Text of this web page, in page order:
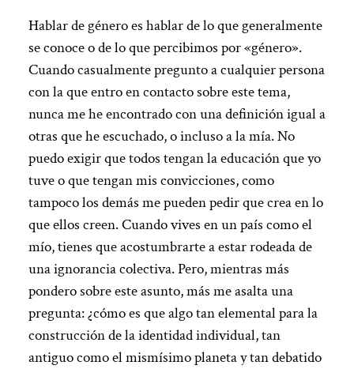
Hablar de género es hablar de lo que generalmente
se conoce o de lo que percibimos por «género».
Cuando casualmente pregunto a cualquier persona
con la que entro en contacto sobre este tema,
nunca me he encontrado con una definición igual a
otras que he escuchado, o incluso a la mía. No
puedo exigir que todos tengan la educación que yo
tuve o que tengan mis convicciones, como
tampoco los demás me pueden pedir que crea en lo
que ellos creen. Cuando vives en un país como el
mío, tienes que acostumbrarte a estar rodeada de
una ignorancia colectiva. Pero, mientras más
pondero sobre este asunto, más me asalta una
pregunta: ¿cómo es que algo tan elemental para la
construcción de la identidad individual, tan
antiguo como el mismísimo planeta y tan debatido